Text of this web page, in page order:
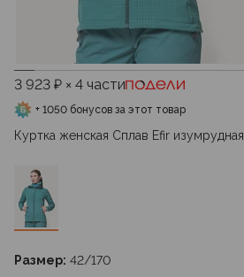
3 923 ₽ × 4 части
+ 1050 бонусов за этот товар
Куртка женская Сплав Efir изумрудная
Размер: 42/170